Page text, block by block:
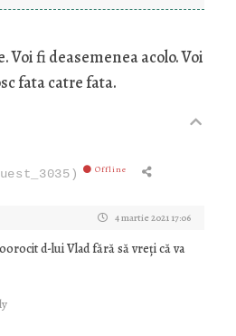
fi deasemenea acolo. Voi
fata catre fata.
Offline
4 martie 2021 17:06
d-lui Vlad fără să vreți că va